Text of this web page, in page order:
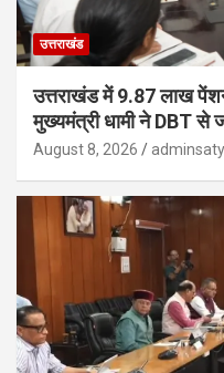
उत्तराखंड
उत्तराखंड में 9.87 लाख पेंशन
मुख्यमंत्री धामी ने DBT से
August 8, 2026